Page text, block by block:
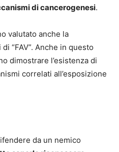
di cancerogenesi.
valutato anche la
“FAV”. Anche in questo
dimostrare l’esistenza di
correlati all’esposizione
da un nemico